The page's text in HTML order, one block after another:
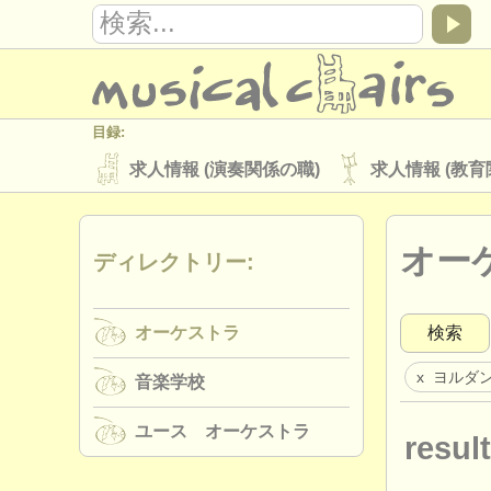
目録:
求人情報 (演奏関係の職) 求人情報 (教育
楽器の販売 盗まれた楽器
ディレクトリー:
musicalchairs:
musicalchairsについて お問い合わせ
出版社:
掲載方法 find out about our ATS
オー
検索
x ヨルダ
ディレクトリー:
オーケストラ
音楽学校
ユース オーケストラ